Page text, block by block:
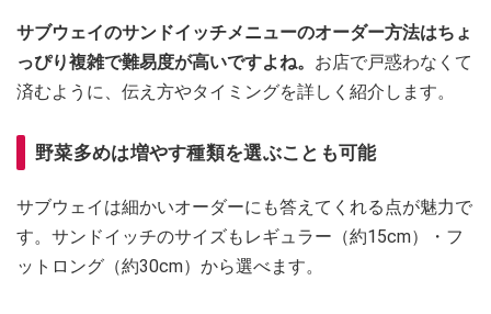
サブウェイのサンドイッチメニューのオーダー方法はちょ
っぴり複雑で難易度が高いですよね。 お店で戸惑わなくて
済むように、伝え方やタイミングを詳しく紹介します。
野菜多めは増やす種類を選ぶことも可能
サブウェイは細かいオーダーにも答えてくれる点が魅力で
す。サンドイッチのサイズもレギュラー（約15cm）・フ
ットロング（約30cm）から選べます。